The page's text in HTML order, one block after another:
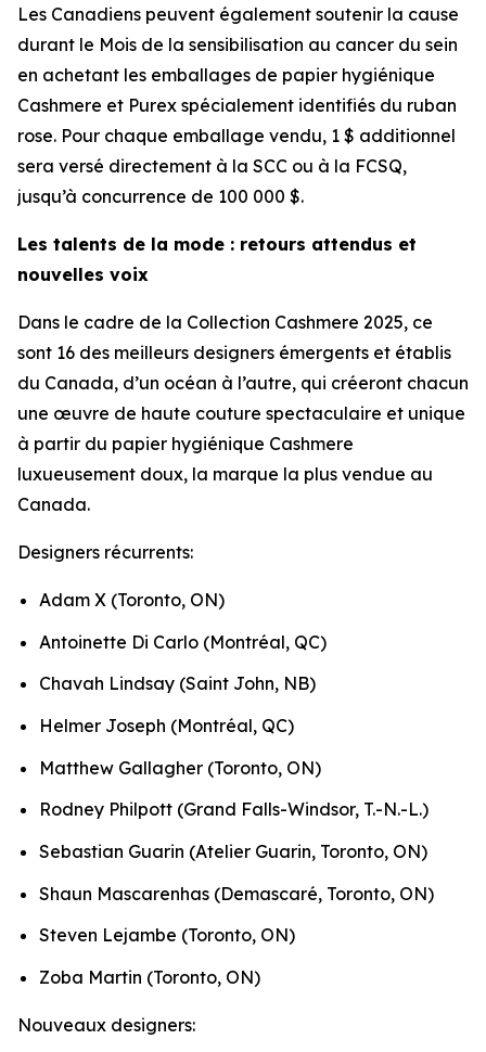
Les Canadiens peuvent également soutenir la cause
durant le Mois de la sensibilisation au cancer du sein
en achetant les emballages de papier hygiénique
Cashmere et Purex spécialement identifiés du ruban
rose. Pour chaque emballage vendu, 1 $ additionnel
sera versé directement à la SCC ou à la FCSQ,
jusqu’à concurrence de 100 000 $.
Les talents de la mode : retours attendus et
nouvelles voix
Dans le cadre de la Collection Cashmere 2025, ce
sont 16 des meilleurs designers émergents et établis
du Canada, d’un océan à l’autre, qui créeront chacun
une œuvre de haute couture spectaculaire et unique
à partir du papier hygiénique Cashmere
luxueusement doux, la marque la plus vendue au
Canada.
Designers récurrents:
Adam X (Toronto, ON)
Antoinette Di Carlo (Montréal, QC)
Chavah Lindsay (Saint John, NB)
Helmer Joseph (Montréal, QC)
Matthew Gallagher (Toronto, ON)
Rodney Philpott (Grand Falls-Windsor, T.-N.-L.)
Sebastian Guarin (Atelier Guarin, Toronto, ON)
Shaun Mascarenhas (Demascaré, Toronto, ON)
Steven Lejambe (Toronto, ON)
Zoba Martin (Toronto, ON)
Nouveaux designers: